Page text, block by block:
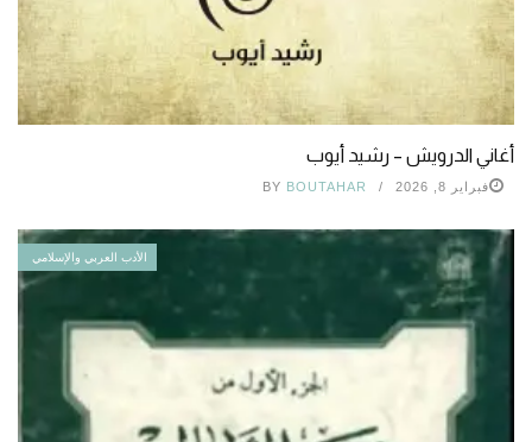
أغاني الدرويش – رشيد أيوب
فبراير 8, 2026 BY BOUTAHAR
الأدب العربي والإسلامي